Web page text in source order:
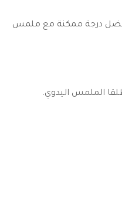
لأفضل درجة ممكنة مع ملمس
الملمس اليدوي.